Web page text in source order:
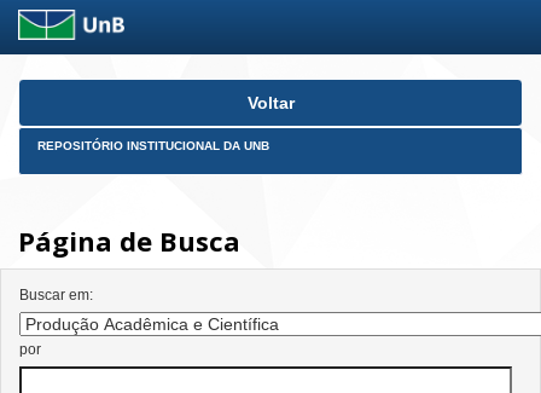
Skip
Voltar
REPOSITÓRIO INSTITUCIONAL DA UNB
Página de Busca
Buscar em:
por